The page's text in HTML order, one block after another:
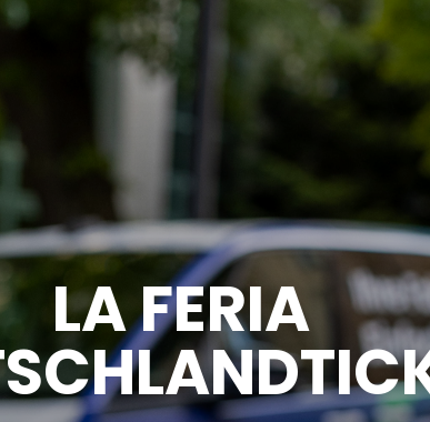
LA FERIA